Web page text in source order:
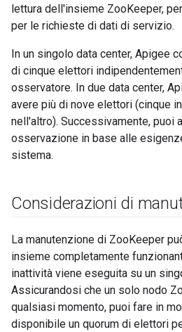
lettura dell'insieme ZooKeeper,
per le richieste di dati di servizio.
In un singolo data center, Apigee
di cinque elettori
osservatore. In due data center,
avere più di nove elettori (cinque
nell'altro). Successivamente, puoi
osservazione in base alle
sistema.
Considerazioni di
La manutenzione di ZooKeeper
insieme completamente
inattività viene eseguita su un
Assicurandosi che un solo nodo
qualsiasi momento, puoi fare in
disponibile un quorum di elettori